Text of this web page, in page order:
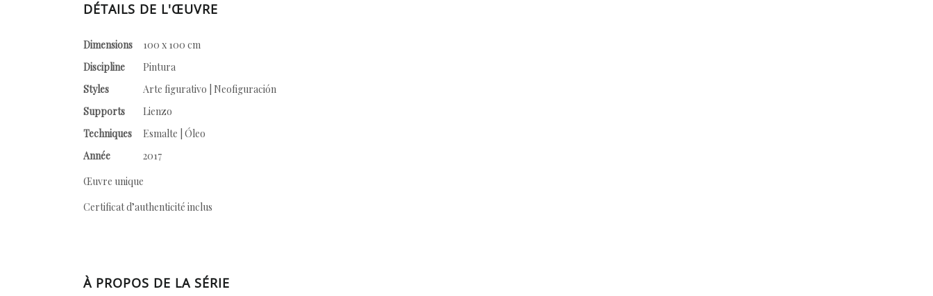
DÉTAILS DE L'ŒUVRE
Dimensions
100 x 100 cm
Discipline
Pintura
Styles
Arte figurativo | Neofiguración
Supports
Lienzo
Techniques
Esmalte | Óleo
Année
2017
Œuvre unique
Certificat d’authenticité inclus
À PROPOS DE LA SÉRIE